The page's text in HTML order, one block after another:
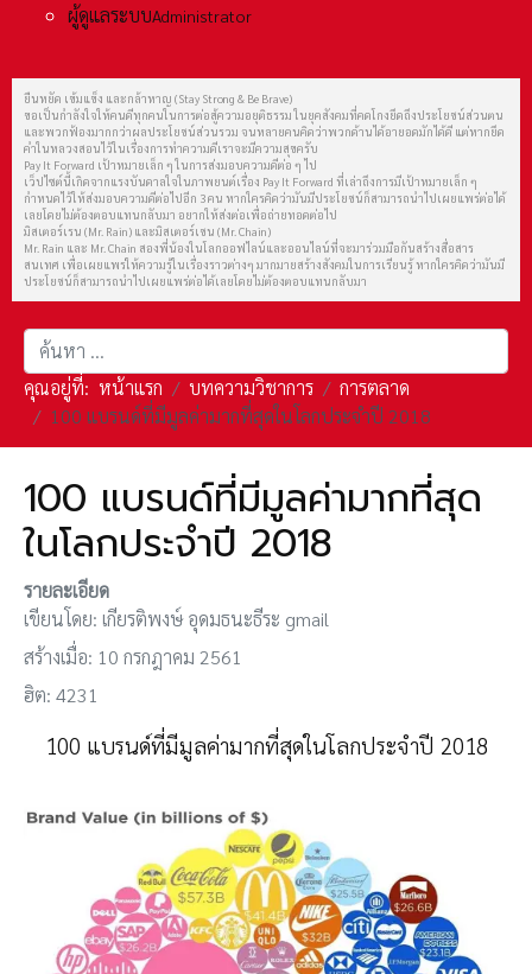
ผู้ดูแลระบบAdministrator
ยืนหยัด เข้มแข็ง และกล้าหาญ (Stay Strong & Be Brave)
ขอเป็นกำลังใจให้คนดีทุกคนในการต่อสู้ความอยุติธรรม ในยุคสังคมที่คดโกงยึดถึงประโยชน์ส่วนตน
และพวกฟ้องมากกว่าผลประโยชน์ส่วนรวม จนหลายคนคิดว่าพวกด้านได้อายอดมักได้ดี แต่หากยึด
คำในหลวงสอนไว้ในเรื่องการทำความดีเราจะมีความสุขครับ
Pay It Forward เป้าหมายเล็ก ๆ ในการส่งมอบความดีต่อ ๆ ไป
เว็ปไซต์นี้เกิดจากแรงบันดาลใจในภาพยนต์เรื่อง Pay It Forward ที่เล่าถึงการมีเป้าหมายเล็ก ๆ
กำหนดไว้ให้ส่งมอบความดีต่อไปอีก 3 คน หากใครคิดว่ามันมีประโยชน์ก็สามารถนำไปเผยแพร่ต่อได้
เลยโดยไม่ต้องตอบแทนกลับมา อยากให้ส่งต่อเพื่อถ่ายทอดต่อไป
มิสเตอร์เรน (Mr. Rain) และมิสเตอร์เชน (Mr. Chain)
Mr. Rain และ Mr. Chain สองพี่น้องในโลกออฟไลน์และออนไลน์ที่จะมาร่วมมือกันสร้างสื่อสาร
สนเทศ เพื่อเผยแพร่ให้ความรู้ในเรื่องราวต่างๆ มากมายสร้างสังคมในการเรียนรู้ หากใครคิดว่ามันมี
ประโยชน์ก็สามารถนำไปเผยแพร่ต่อได้เลยโดยไม่ต้องตอบแทนกลับมา
การค้นหา
คุณอยู่ที่: หน้าแรก บทความวิชาการ
การตลาด
100 แบรนด์ที่มีมูลค่ามากที่สุดในโลกประจำปี 2018
100 แบรนด์ที่มีมูลค่ามากที่สุด
ในโลกประจำปี 2018
รายละเอียด
เขียนโดย: เกียรติพงษ์ อุดมธนะธีระ gmail
สร้างเมื่อ: 10 กรกฎาคม 2561
ฮิต: 4231
100 แบรนด์ที่มีมูลค่ามากที่สุดในโลกประจำปี 2018